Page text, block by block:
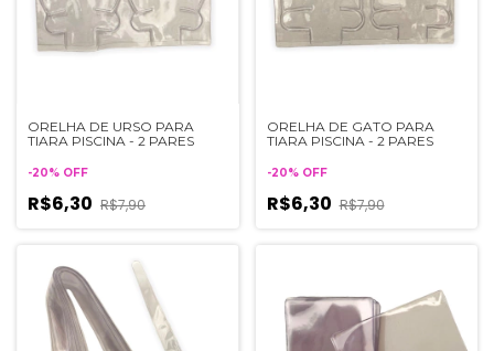
ORELHA DE URSO PARA
TIARA PISCINA - 2 PARES
-20% OFF
R$6,30 R$7,90
ORELHA DE GATO PARA
TIARA PISCINA - 2 PARES
-20% OFF
R$6,30 R$7,90